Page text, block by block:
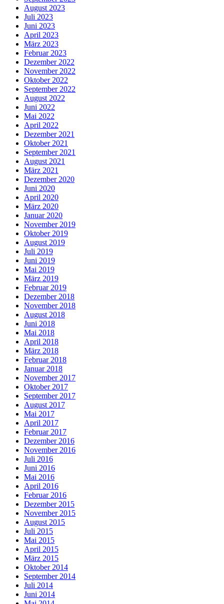
August 2023
Juli 2023
Juni 2023
April 2023
März 2023
Februar 2023
Dezember 2022
November 2022
Oktober 2022
September 2022
August 2022
Juni 2022
Mai 2022
April 2022
Dezember 2021
Oktober 2021
September 2021
August 2021
März 2021
Dezember 2020
Juni 2020
April 2020
März 2020
Januar 2020
November 2019
Oktober 2019
August 2019
Juli 2019
Juni 2019
Mai 2019
März 2019
Februar 2019
Dezember 2018
November 2018
August 2018
Juni 2018
Mai 2018
April 2018
März 2018
Februar 2018
Januar 2018
November 2017
Oktober 2017
September 2017
August 2017
Mai 2017
April 2017
Februar 2017
Dezember 2016
November 2016
Juli 2016
Juni 2016
Mai 2016
April 2016
Februar 2016
Dezember 2015
November 2015
August 2015
Juli 2015
Mai 2015
April 2015
März 2015
Oktober 2014
September 2014
Juli 2014
Juni 2014